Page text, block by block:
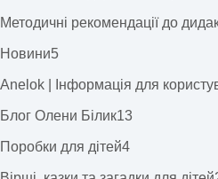
Методичні рекомендації до
Новини5
Anelok | Інформація для
Блог Олени Білик13
Поробки для дітей4